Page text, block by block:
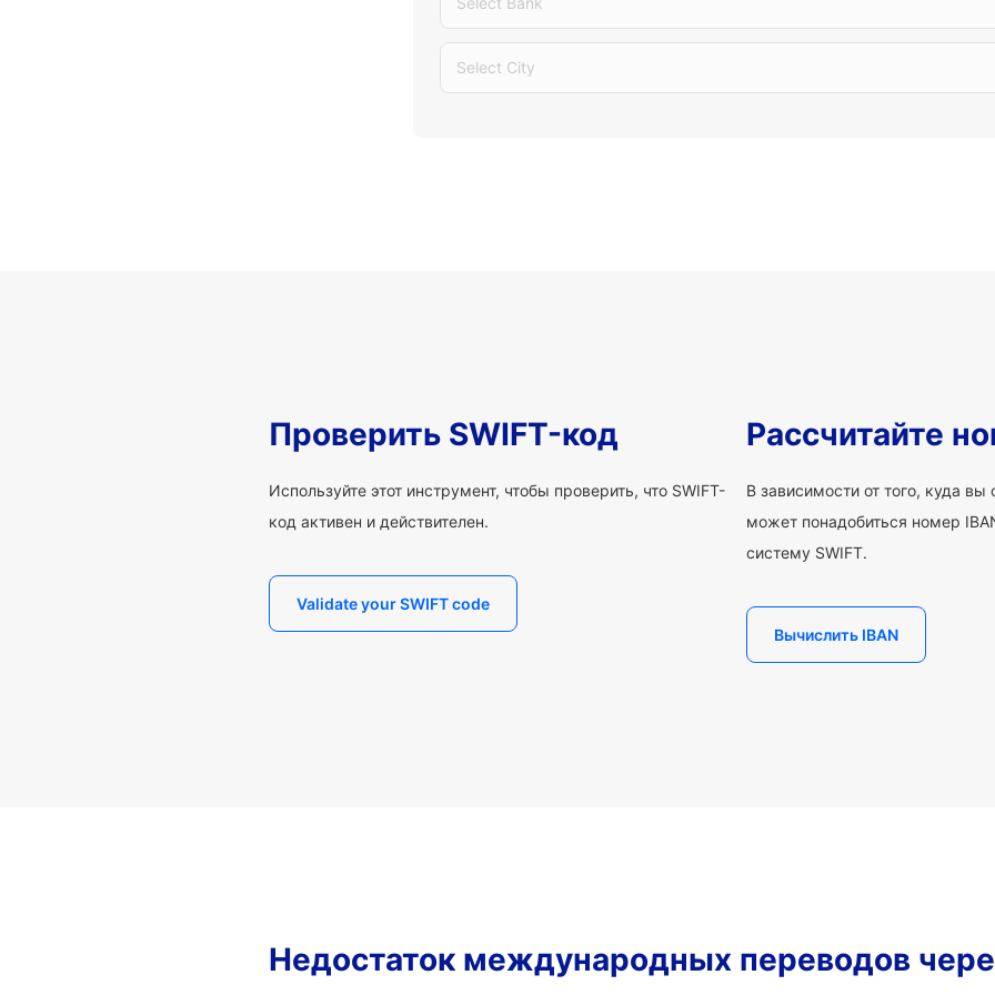
Select City
Проверить SWIFT-код
Используйте этот инструмент, чтобы проверить, что SWIFT-
код активен и действителен.
Validate your SWIFT code
Рассчитайте
В зависимости от того, куда вы
может понадобиться номер
систему SWIFT.
Вычислить IBAN
Недостаток международных переводов